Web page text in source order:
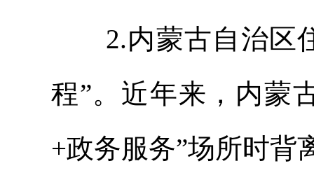
2.内蒙古自治区住
程”。近年来，内蒙
+政务服务”场所时背